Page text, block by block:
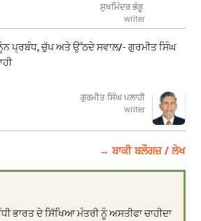
ਸੁਖਮਿੰਦਰ ਭੰਗੂ
writer
ਪ੍ਰਬੰਧ, ਚੁੱਪ ਅਤੇ ਉੱਠਦੇ ਸਵਾਲ/- ਗੁਰਮੀਤ ਸਿੰਘ
ਗੁਰਮੀਤ ਸਿੰਘ ਪਲਾਹੀ
writer
→ ਬਾਕੀ ਬਲੌਗਜ਼ / ਲੇਖ
ਭਾਰਤ ਦੇ ਸਿੱਖਿਆ ਮੰਤਰੀ ਨੂੰ ਅਸਤੀਫਾ ਚਾਹੀਦਾ